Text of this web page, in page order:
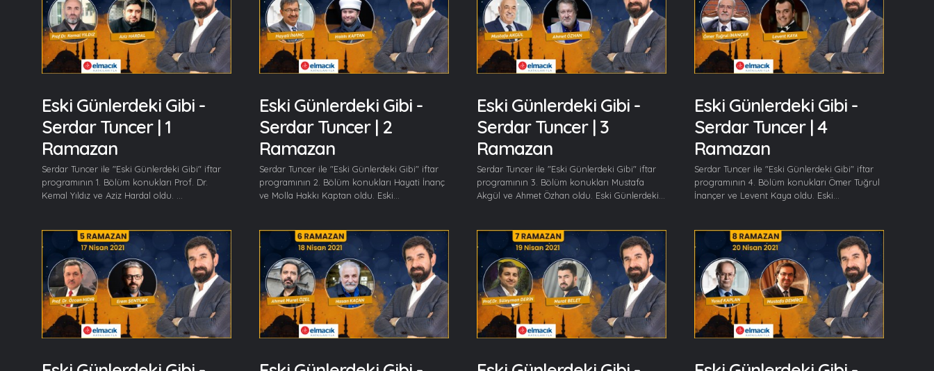
Eski Günlerdeki Gibi -
Serdar Tuncer | 1
Ramazan
Serdar Tuncer ile "Eski Günlerdeki Gibi" iftar
programının 1. Bölüm konukları Prof. Dr.
Kemal Yıldız ve Aziz Hardal oldu. ...
Eski Günlerdeki Gibi -
Serdar Tuncer | 2
Ramazan
Serdar Tuncer ile "Eski Günlerdeki Gibi" iftar
programının 2. Bölüm konukları Hayati İnanç
ve Molla Hakkı Kaptan oldu. Eski...
Eski Günlerdeki Gibi -
Serdar Tuncer | 3
Ramazan
Serdar Tuncer ile "Eski Günlerdeki Gibi" iftar
programının 3. Bölüm konukları Mustafa
Akgül ve Ahmet Özhan oldu. Eski Günlerdeki...
Eski Günlerdeki Gibi -
Serdar Tuncer | 4
Ramazan
Serdar Tuncer ile "Eski Günlerdeki Gibi" iftar
programının 4. Bölüm konukları Ömer Tuğrul
İnançer ve Levent Kaya oldu. Eski...